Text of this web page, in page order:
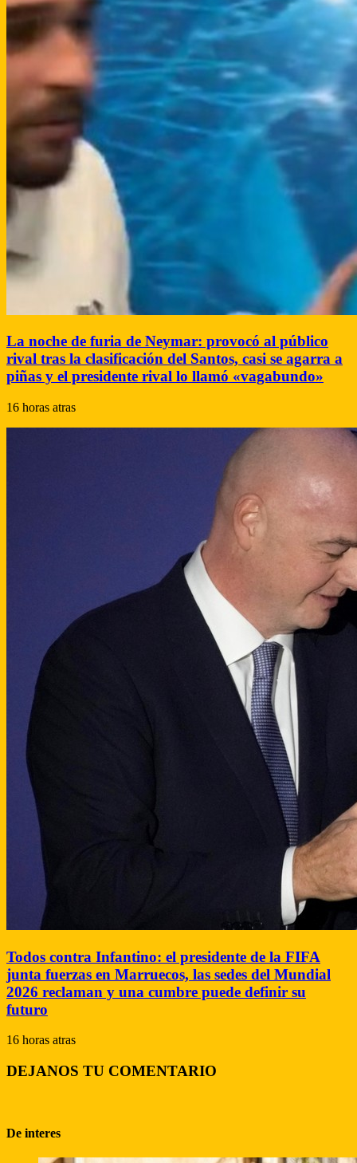
La noche de furia de Neymar: provocó al público
rival tras la clasificación del Santos, casi se agarra a
piñas y el presidente rival lo llamó «vagabundo»
16 horas atras
Todos contra Infantino: el presidente de la FIFA
junta fuerzas en Marruecos, las sedes del Mundial
2026 reclaman y una cumbre puede definir su
futuro
16 horas atras
DEJANOS TU COMENTARIO
De interes